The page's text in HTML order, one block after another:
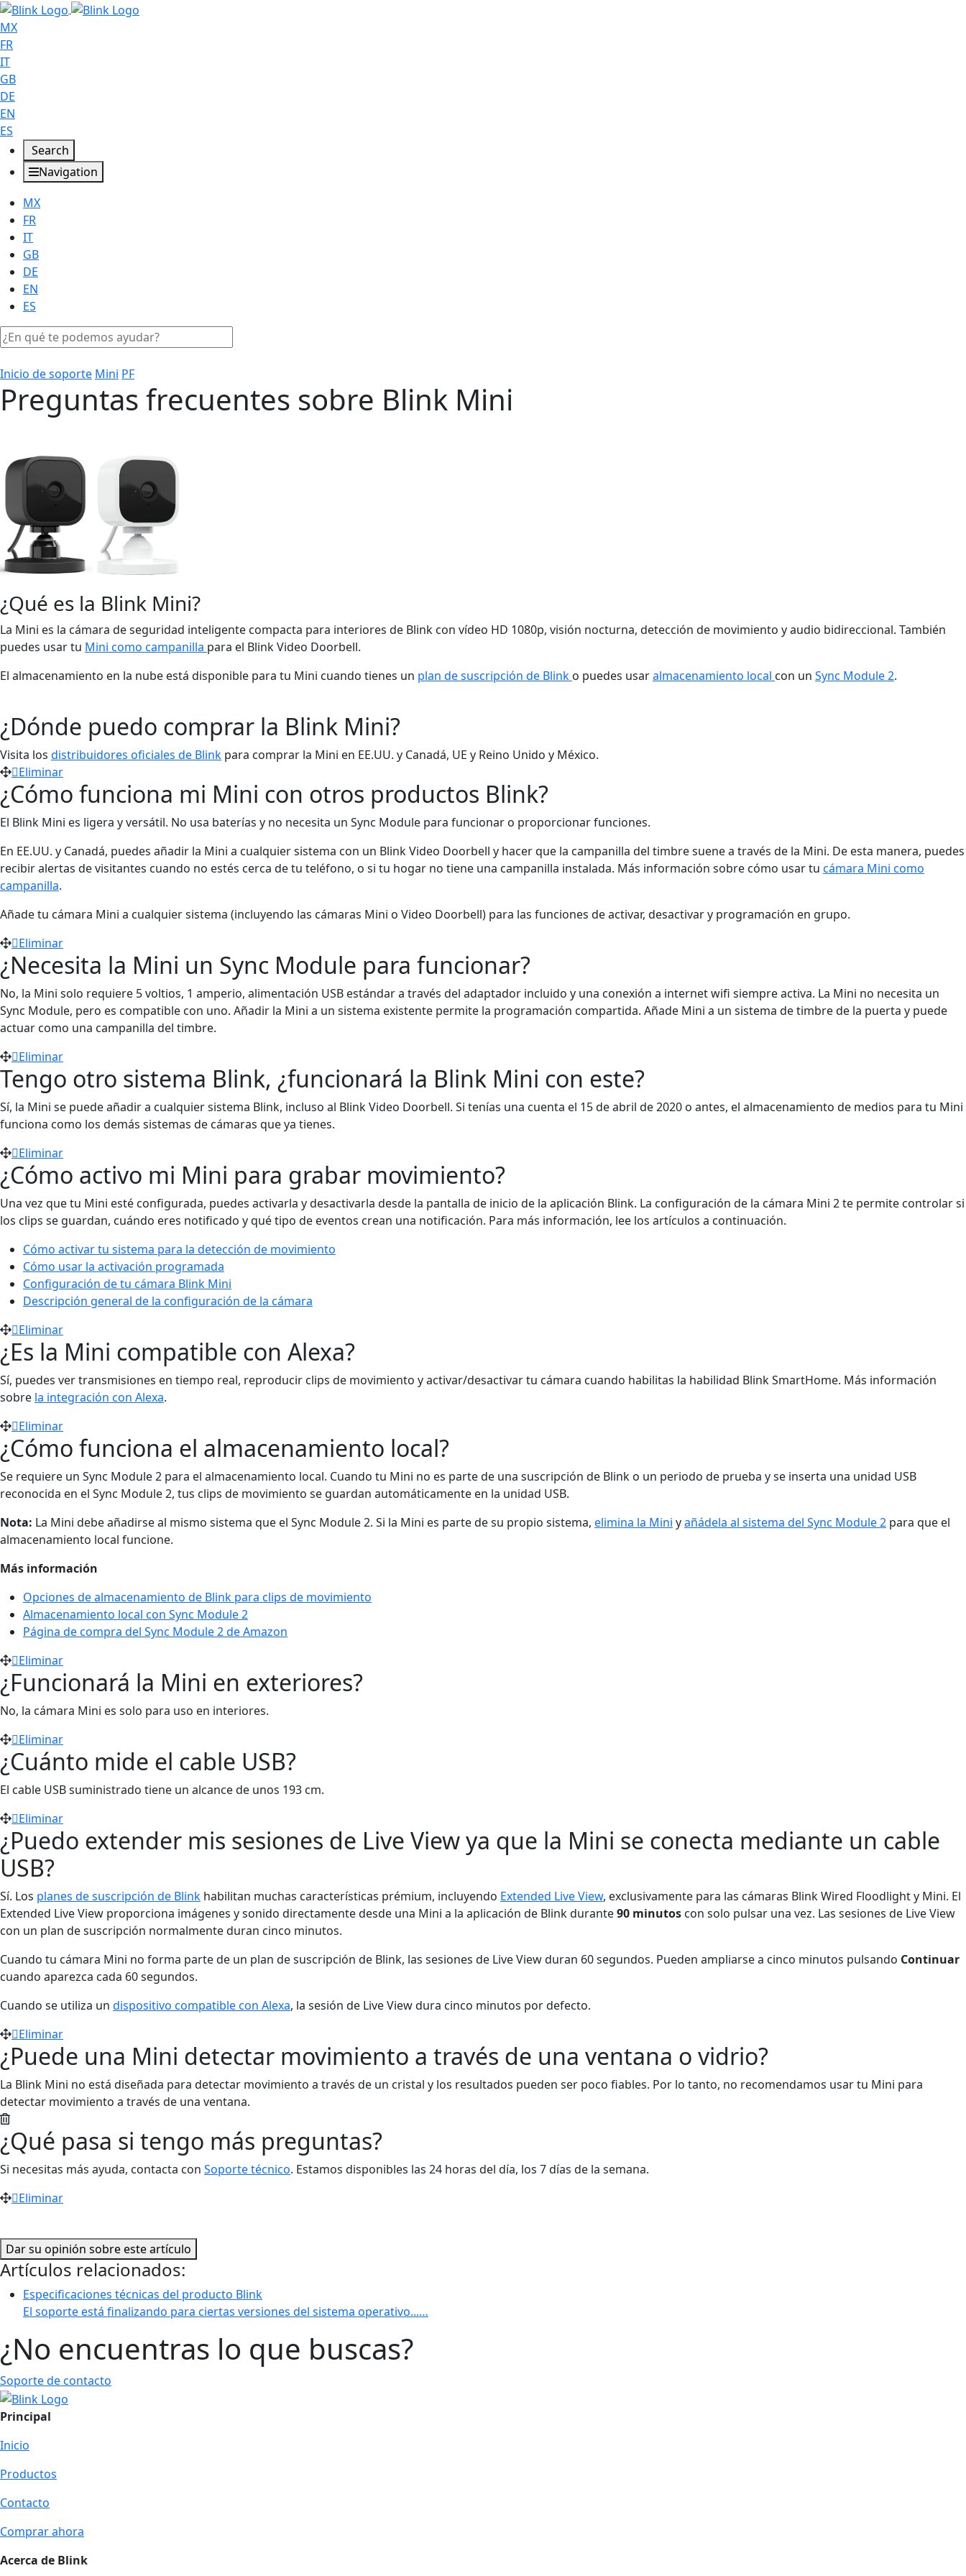
MX
FR
IT
GB
DE
EN
ES
Search
Navigation
MX
FR
IT
GB
DE
EN
ES
Inicio de soporte Mini PF
Preguntas frecuentes sobre Blink Mini
¿Qué es la Blink Mini?
La Mini es la cámara de seguridad inteligente compacta para interiores de Blink con vídeo HD 1080p, visión nocturna, detección de movimiento y audio bidireccional. También
puedes usar tu Mini como campanilla para el Blink Video Doorbell.
El almacenamiento en la nube está disponible para tu Mini cuando tienes un plan de suscripción de Blink o puedes usaralmacenamiento local con un Sync Module 2.
¿Dónde puedo comprar la Blink Mini?
Visita los distribuidores oficiales de Blink para comprar la Mini en EE.UU. y Canadá, UE y Reino Unido y México.
Eliminar
¿Cómo funciona mi Mini con otros productos Blink?
El Blink Mini es ligera y versátil. No usa baterías y no necesita un Sync Module para funcionar o proporcionar funciones.
En EE.UU. y Canadá, puedes añadir la Mini a cualquier sistema con un Blink Video Doorbell y hacer que la campanilla del timbre suene a través de la Mini. De esta manera, puedes
recibir alertas de visitantes cuando no estés cerca de tu teléfono, o si tu hogar no tiene una campanilla instalada. Más información sobre cómo usar tu cámara Mini como
campanilla.
Añade tu cámara Mini a cualquier sistema (incluyendo las cámaras Mini o Video Doorbell) para las funciones de activar, desactivar y programación en grupo.
Eliminar
¿Necesita la Mini un Sync Module para funcionar?
No, la Mini solo requiere 5 voltios, 1 amperio, alimentación USB estándar a través del adaptador incluido y una conexión a internet wifi siempre activa. La Mini no necesita un
Sync Module, pero es compatible con uno. Añadir la Mini a un sistema existente permite la programación compartida. Añade Mini a un sistema de timbre de la puerta y puede
actuar como una campanilla del timbre.
Eliminar
Tengo otro sistema Blink, ¿funcionará la Blink Mini con este?
Sí, la Mini se puede añadir a cualquier sistema Blink, incluso al Blink Video Doorbell. Si tenías una cuenta el 15 de abril de 2020 o antes, el almacenamiento de medios para tu Mini
funciona como los demás sistemas de cámaras que ya tienes.
Eliminar
¿Cómo activo mi Mini para grabar movimiento?
Una vez que tu Mini esté configurada, puedes activarla y desactivarla desde la pantalla de inicio de la aplicación Blink. La configuración de la cámara Mini 2 te permite controlar si
los clips se guardan, cuándo eres notificado y qué tipo de eventos crean una notificación. Para más información, lee los artículos a continuación.
Cómo activar tu sistema para la detección de movimiento
Cómo usar la activación programada
Configuración de tu cámara Blink Mini
Descripción general de la configuración de la cámara
Eliminar
¿Es la Mini compatible con Alexa?
Sí, puedes ver transmisiones en tiempo real, reproducir clips de movimiento y activar/desactivar tu cámara cuando habilitas la habilidad Blink SmartHome. Más información
sobre la integración con Alexa.
Eliminar
¿Cómo funciona el almacenamiento local?
Se requiere un Sync Module 2 para el almacenamiento local. Cuando tu Mini no es parte de una suscripción de Blink o un periodo de prueba y se inserta una unidad USB
reconocida en el Sync Module 2, tus clips de movimiento se guardan automáticamente en la unidad USB.
Nota: La Mini debe añadirse al mismo sistema que el Sync Module 2. Si la Mini es parte de su propio sistema, elimina la Mini yañádela al sistema del Sync Module 2 para que el
almacenamiento local funcione.
Más información
Opciones de almacenamiento de Blink para clips de movimiento
Almacenamiento local con Sync Module 2
Página de compra del Sync Module 2 de Amazon
Eliminar
¿Funcionará la Mini en exteriores?
No, la cámara Mini es solo para uso en interiores.
Eliminar
¿Cuánto mide el cable USB?
El cable USB suministrado tiene un alcance de unos 193 cm.
Eliminar
¿Puedo extender mis sesiones de Live View ya que la Mini se conecta mediante un cable
USB?
Sí. Los planes de suscripción de Blink habilitan muchas características prémium, incluyendo Extended Live View, exclusivamente para las cámaras Blink Wired Floodlight y Mini. El
Extended Live View proporciona imágenes y sonido directamente desde una Mini a la aplicación de Blink durante90 minutos con solo pulsar una vez. Las sesiones de Live View
con un plan de suscripción normalmente duran cinco minutos.
Cuando tu cámara Mini no forma parte de un plan de suscripción de Blink, las sesiones de Live View duran 60 segundos. Pueden ampliarse a cinco minutos pulsando Continuar
cuando aparezca cada 60 segundos.
Cuando se utiliza un dispositivo compatible con Alexa, la sesión de Live View dura cinco minutos por defecto.
Eliminar
¿Puede una Mini detectar movimiento a través de una ventana o vidrio?
La Blink Mini no está diseñada para detectar movimiento a través de un cristal y los resultados pueden ser poco fiables. Por lo tanto, no recomendamos usar tu Mini para
detectar movimiento a través de una ventana.
¿Qué pasa si tengo más preguntas?
Si necesitas más ayuda, contacta con Soporte técnico. Estamos disponibles las 24 horas del día, los 7 días de la semana.
Eliminar
Dar su opinión sobre este artículo
Artículos relacionados:
Especificaciones técnicas del producto Blink
El soporte está finalizando para ciertas versiones del sistema operativo...…
¿No encuentras lo que buscas?
Soporte de contacto
Principal
Inicio
Productos
Contacto
Comprar ahora
Acerca de Blink